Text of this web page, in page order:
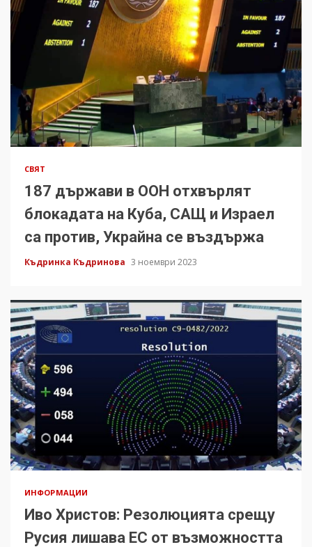
СВЯТ
187 държави в ООН отхвърлят
блокадата на Куба, САЩ и Израел
са против, Украйна се въздържа
Къдринка Къдринова 3 ноември 2023
ИНФОРМАЦИИ
Иво Христов: Резолюцията срещу
Русия лишава ЕС от възможността